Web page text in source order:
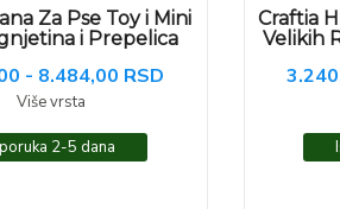
Za Pse Toy i Mini
i Prepelica
- 8.484,00 RSD
Više vrsta
2-5 dana
Craftia
Velikih